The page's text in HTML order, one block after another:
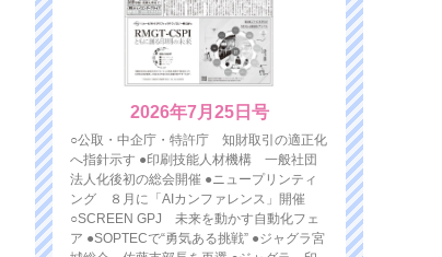
2026年7月25日号
○公取・中企庁・特許庁 知財取引の適正化
へ指針示す ●印刷技能人材機構 一般社団
法人化後初の総会開催 ●ニュープリンティ
ング ８月に「AIカンファレンス」開催
○SCREEN GPJ 未来を動かす自動化フェ
ア ●SOPTECで“勇気ある挑戦” ●ジャグラ宮